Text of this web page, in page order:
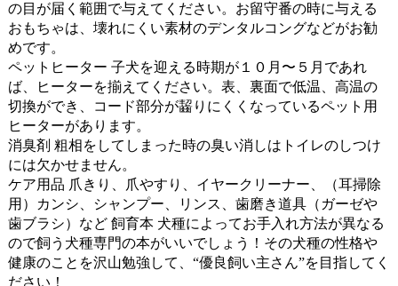
の目が届く範囲で与えてください。お留守番の時に与える
おもちゃは、壊れにくい素材のデンタルコングなどがお勧
めです。
ペットヒーター 子犬を迎える時期が１０月〜５月であれ
ば、ヒーターを揃えてください。表、裏面で低温、高温の
切換ができ、コード部分が齧りにくくなっているペット用
ヒーターがあります。
消臭剤 粗相をしてしまった時の臭い消しはトイレのしつけ
には欠かせません。
ケア用品 爪きり、爪やすり、イヤークリーナー、（耳掃除
用）カンシ、シャンプー、リンス、歯磨き道具（ガーゼや
歯ブラシ）など 飼育本 犬種によってお手入れ方法が異なる
ので飼う犬種専門の本がいいでしょう！その犬種の性格や
健康のことを沢山勉強して、“優良飼い主さん”を目指してく
ださい！